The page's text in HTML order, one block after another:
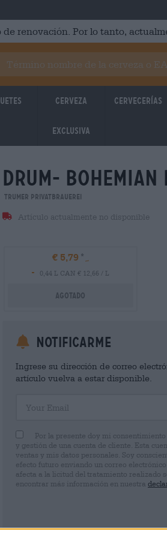
renovación. Por lo tanto,
Cerveza
Exclusiva
Cervecerías
drum-
Trumer Privatbrauerei
Artículo actualmente no disponible
€ 5,79
-
0,44 L CAN € 12,66 / L
Agotado
Notificarme
Ingrese su dirección de correo
artículo vuelva a estar disponible.
Por la presente doy mi
y gestión de una cuenta de cliente. Esta
ventas y mis datos personales. Soy
efecto futuro enviando un correo
afecta a la licitud del tratamiento realizado
encontrar más información en nuestra